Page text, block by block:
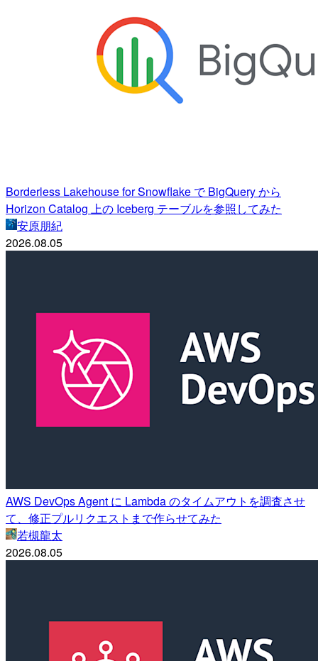
Borderless Lakehouse for Snowflake で BigQuery から
Horizon Catalog 上の Iceberg テーブルを参照してみた
安原朋紀
2026.08.05
AWS DevOps Agent に Lambda のタイムアウトを調査させ
て、修正プルリクエストまで作らせてみた
若槻龍太
2026.08.05